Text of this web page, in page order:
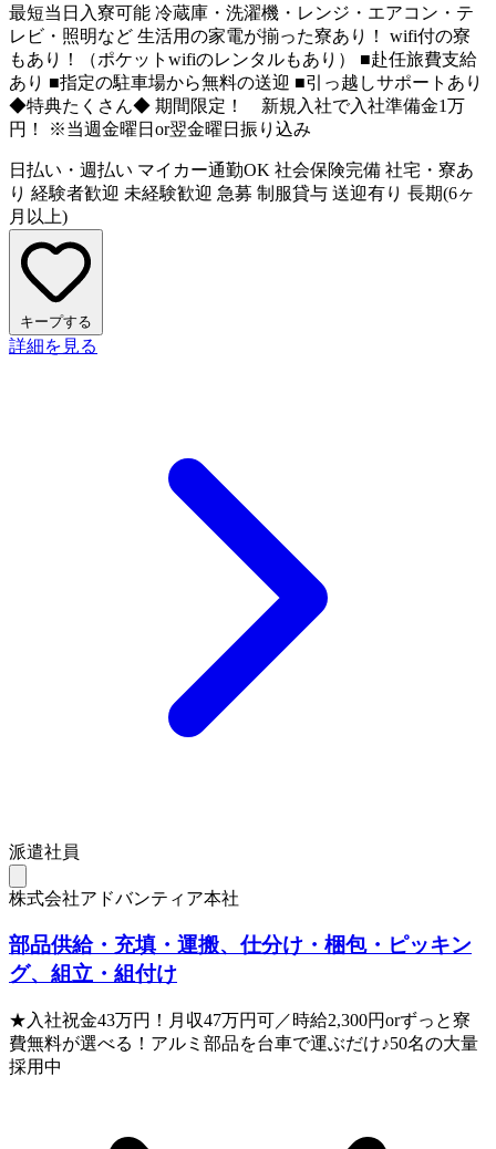
最短当日入寮可能 冷蔵庫・洗濯機・レンジ・エアコン・テ
レビ・照明など 生活用の家電が揃った寮あり！ wifi付の寮
もあり！（ポケットwifiのレンタルもあり） ■赴任旅費支給
あり ■指定の駐車場から無料の送迎 ■引っ越しサポートあり
◆特典たくさん◆ 期間限定！ 新規入社で入社準備金1万
円！ ※当週金曜日or翌金曜日振り込み
日払い・週払い マイカー通勤OK 社会保険完備 社宅・寮あ
り 経験者歓迎 未経験歓迎 急募 制服貸与 送迎有り 長期(6ヶ
月以上)
キープする
詳細を見る
派遣社員
株式会社アドバンティア本社
部品供給・充填・運搬、仕分け・梱包・ピッキン
グ、組立・組付け
★入社祝金43万円！月収47万円可／時給2,300円orずっと寮
費無料が選べる！アルミ部品を台車で運ぶだけ♪50名の大量
採用中